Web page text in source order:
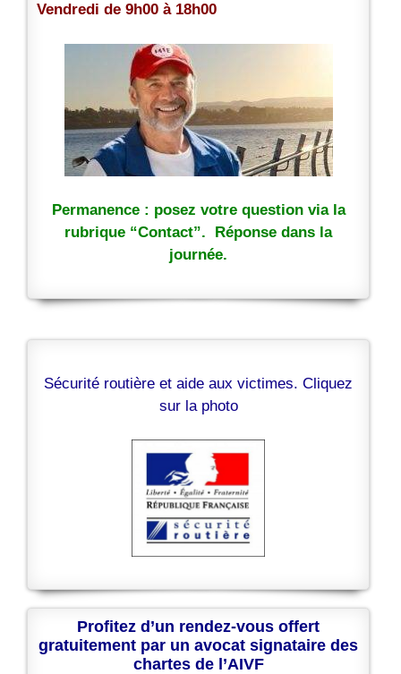
Vendredi de 9h00 à 18h00
Permanence : posez votre question via la
rubrique “Contact”. Réponse dans la
journée.
Sécurité routière et aide aux victimes. Cliquez
sur la photo
Profitez d’un rendez-vous offert
gratuitement par un avocat signataire des
chartes de l’AIVF